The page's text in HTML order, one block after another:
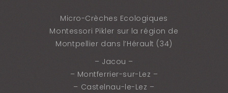
Micro-Crèches Ecologiques
Montessori Pikler sur la région de
Montpellier dans l’Hérault (34)
– Jacou –
– Montferrier-sur-Lez –
– Castelnau-le-Lez –